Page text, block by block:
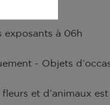
exposants à 06h
- Objets
et d’animaux